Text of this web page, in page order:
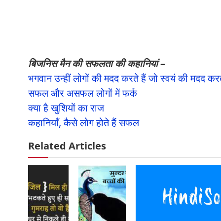
बिजनिस मैन की सफलता की कहानियां –
भगवान उन्हीं लोगों की मदद करते हैं जो स्वयं की मदद
सफल और असफल लोगों में फर्क
क्या है खुशियों का राज
कहानियाँ, कैसे लोग होते हैं सफल
Related Articles